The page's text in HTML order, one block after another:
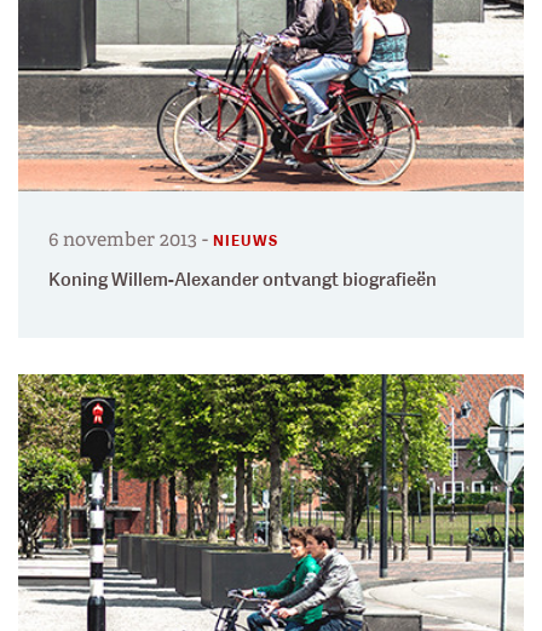
6 november 2013 - NIEUWS
Koning Willem-Alexander ontvangt biografieën